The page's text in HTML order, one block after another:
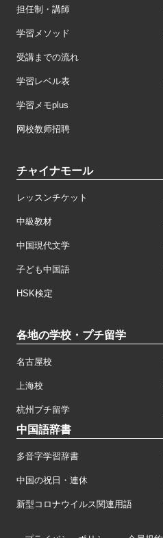
担任制・講師
学習メソッド
受講までの流れ
学習レベル表
学習メモplus
网校教师招聘
チャイナモール
レッスンチケット
中級教材
中国現代文学
子ども中国語
HSK検定
各地の学校・プチ留学
名古屋校
上海校
杭州プチ留学
中国語辞書
多音字学習辞書
中国の祝日・連休
新型コロナウイルス関連用語